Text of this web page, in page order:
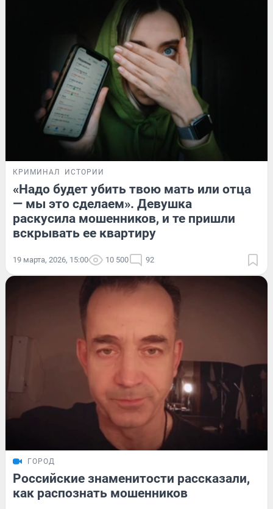
КРИМИНАЛ ИСТОРИИ
«Надо будет убить твою мать или отца
— мы это сделаем». Девушка
раскусила мошенников, и те пришли
вскрывать ее квартиру
19 марта, 2026, 15:00 10 500 92
ГОРОД
Российские знаменитости рассказали,
как распознать мошенников